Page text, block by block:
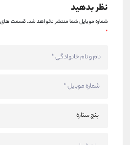
نظر بدهید
شماره موبایل شما منتشر نخواهد شد.قسمت های
*